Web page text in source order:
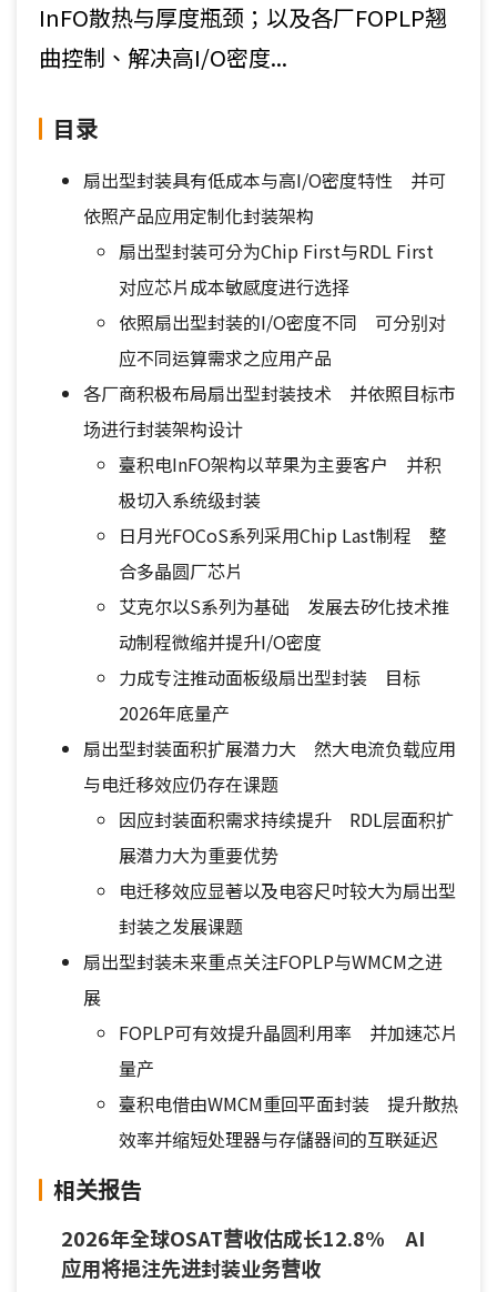
InFO散热与厚度瓶颈；以及各厂FOPLP翘
曲控制、解决高I/O密度...
目录
扇出型封装具有低成本与高I/O密度特性 并可
依照产品应用定制化封装架构
扇出型封装可分为Chip First与RDL First
对应芯片成本敏感度进行选择
依照扇出型封装的I/O密度不同 可分别对
应不同运算需求之应用产品
各厂商积极布局扇出型封装技术 并依照目标市
场进行封装架构设计
臺积电InFO架构以苹果为主要客户 并积
极切入系统级封装
日月光FOCoS系列采用Chip Last制程 整
合多晶圆厂芯片
艾克尔以S系列为基础 发展去矽化技术推
动制程微缩并提升I/O密度
力成专注推动面板级扇出型封装 目标
2026年底量产
扇出型封装面积扩展潜力大 然大电流负载应用
与电迁移效应仍存在课题
因应封装面积需求持续提升 RDL层面积扩
展潜力大为重要优势
电迁移效应显著以及电容尺吋较大为扇出型
封装之发展课题
扇出型封装未来重点关注FOPLP与WMCM之进
展
FOPLP可有效提升晶圆利用率 并加速芯片
量产
臺积电借由WMCM重回平面封装 提升散热
效率并缩短处理器与存儲器间的互联延迟
相关报告
2026年全球OSAT营收估成长12.8% AI
应用将挹注先进封装业务营收